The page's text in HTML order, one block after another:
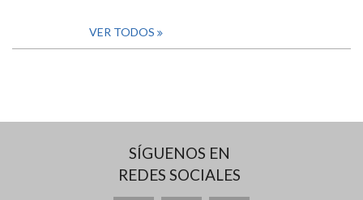
VER TODOS
SÍGUENOS EN
REDES SOCIALES